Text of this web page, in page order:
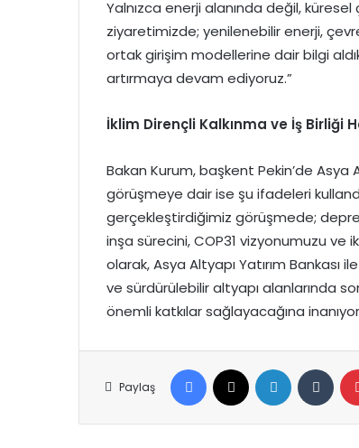
Yalnızca enerji alanında değil,
ziyaretimizde; yenilenebilir enerji,
ortak girişim modellerine dair bilgi
artırmaya devam ediyoruz.”
İklim Dirençli Kalkınma ve İş Birliği
Bakan Kurum, başkent Pekin’de Asya
görüşmeye dair ise şu ifadeleri
gerçekleştirdiğimiz görüşmede;
inşa sürecini, COP31 vizyonumuzu ve
olarak, Asya Altyapı Yatırım
ve sürdürülebilir altyapı alanlarında
önemli katkılar sağlayacağına
Paylaş
Facebook LinkedIn